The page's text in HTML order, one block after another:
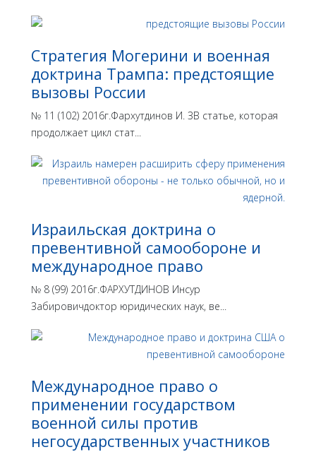
Стратегия Могерини и военная
доктрина Трампа: предстоящие
вызовы России
№ 11 (102) 2016г.Фархутдинов И. ЗВ статье, которая
продолжает цикл стат...
Израильская доктрина o
превентивной самообороне и
международное право
№ 8 (99) 2016г.ФАРХУТДИНОВ Инсур
Забировичдоктор юридических наук, ве...
Международное право о
применении государством
военной силы против
негосударственных участников